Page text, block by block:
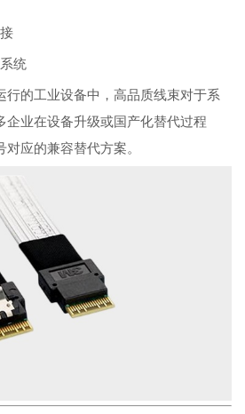
统
行的工业设备中，高品质线束对于系
企业在设备升级或国产化替代过程
应的兼容替代方案。